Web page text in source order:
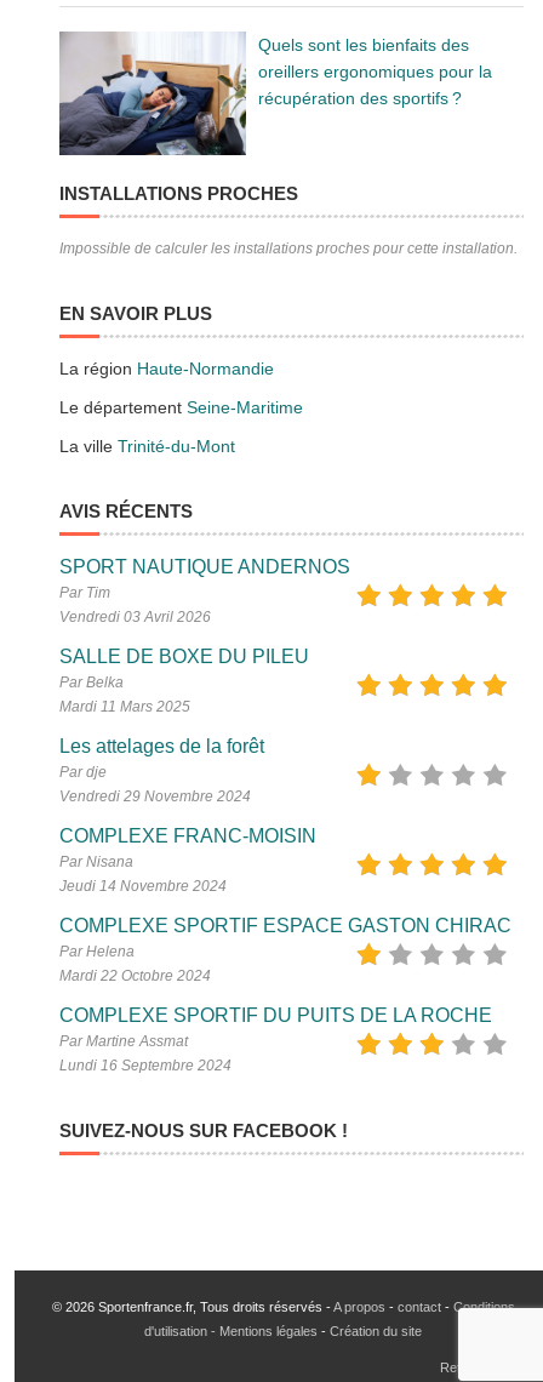
Quels sont les bienfaits des
oreillers ergonomiques pour la
récupération des sportifs ?
INSTALLATIONS PROCHES
Impossible de calculer les installations proches pour cette installation.
EN SAVOIR PLUS
La région Haute-Normandie
Le départementSeine-Maritime
La villeTrinité-du-Mont
AVIS RÉCENTS
SPORT NAUTIQUE ANDERNOS
Par Tim
Vendredi 03 Avril 2026
SALLE DE BOXE DU PILEU
Par Belka
Mardi 11 Mars 2025
Les attelages de la forêt
Par dje
Vendredi 29 Novembre 2024
COMPLEXE FRANC-MOISIN
Par Nisana
Jeudi 14 Novembre 2024
COMPLEXE SPORTIF ESPACE GASTON CHIRAC
Par Helena
Mardi 22 Octobre 2024
COMPLEXE SPORTIF DU PUITS DE LA ROCHE
Par Martine Assmat
Lundi 16 Septembre 2024
SUIVEZ-NOUS SUR FACEBOOK !
© 2026 Sportenfrance.fr, Tous droits réservés -A propos - contact- Conditions
d'utilisation - Mentions légales - Création du site
Retour en haut